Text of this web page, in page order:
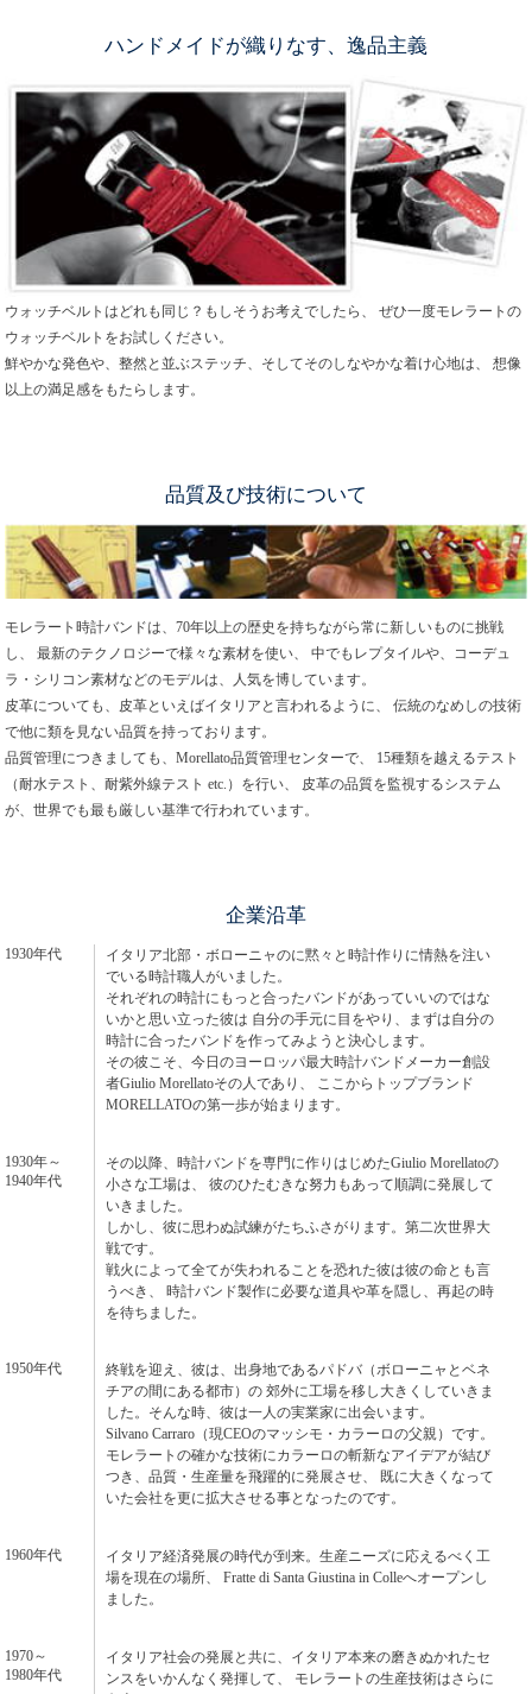
ハンドメイドが織りなす、逸品主義
ウォッチベルトはどれも同じ？もしそうお考えでしたら、 ぜひ一度モレラートの
ウォッチベルトをお試しください。
鮮やかな発色や、整然と並ぶステッチ、そしてそのしなやかな着け心地は、 想像
以上の満足感をもたらします。
品質及び技術について
モレラート時計バンドは、70年以上の歴史を持ちながら常に新しいものに挑戦
し、 最新のテクノロジーで様々な素材を使い、 中でもレプタイルや、コーデュ
ラ・シリコン素材などのモデルは、人気を博しています。
皮革についても、皮革といえばイタリアと言われるように、 伝統のなめしの技術
で他に類を見ない品質を持っております。
品質管理につきましても、Morellato品質管理センターで、 15種類を越えるテスト
（耐水テスト、耐紫外線テスト etc.）を行い、 皮革の品質を監視するシステム
が、世界でも最も厳しい基準で行われています。
企業沿革
1930年代
イタリア北部・ボローニャのに黙々と時計作りに情熱を注い
でいる時計職人がいました。
それぞれの時計にもっと合ったバンドがあっていいのではな
いかと思い立った彼は 自分の手元に目をやり、まずは自分の
時計に合ったバンドを作ってみようと決心します。
その彼こそ、今日のヨーロッパ最大時計バンドメーカー創設
者Giulio Morellatoその人であり、 ここからトップブランド
MORELLATOの第一歩が始まります。
1930年～
1940年代
その以降、時計バンドを専門に作りはじめたGiulio Morellatoの
小さな工場は、 彼のひたむきな努力もあって順調に発展して
いきました。
しかし、彼に思わぬ試練がたちふさがります。第二次世界大
戦です。
戦火によって全てが失われることを恐れた彼は彼の命とも言
うべき、 時計バンド製作に必要な道具や革を隠し、再起の時
を待ちました。
1950年代
終戦を迎え、彼は、出身地であるパドバ（ボローニャとベネ
チアの間にある都市）の 郊外に工場を移し大きくしていきま
した。そんな時、彼は一人の実業家に出会います。
Silvano Carraro（現CEOのマッシモ・カラーロの父親）です。
モレラートの確かな技術にカラーロの斬新なアイデアが結び
つき、品質・生産量を飛躍的に発展させ、 既に大きくなって
いた会社を更に拡大させる事となったのです。
1960年代
イタリア経済発展の時代が到来。生産ニーズに応えるべく工
場を現在の場所、 Fratte di Santa Giustina in Colleへオープンし
ました。
1970～
1980年代
イタリア社会の発展と共に、イタリア本来の磨きぬかれたセ
ンスをいかんなく発揮して、 モレラートの生産技術はさらに